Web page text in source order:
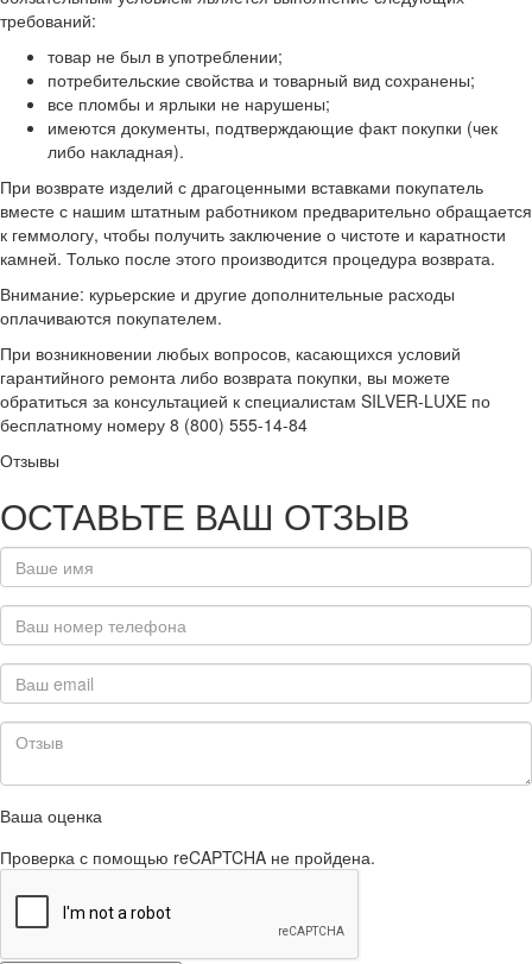
требований:
товар не был в употреблении;
потребительские свойства и товарный вид сохранены;
все пломбы и ярлыки не нарушены;
имеются документы, подтверждающие факт покупки (чек
либо накладная).
При возврате изделий с драгоценными вставками покупатель
вместе с нашим штатным работником предварительно обращается
к геммологу, чтобы получить заключение о чистоте и каратности
камней. Только после этого производится процедура возврата.
Внимание: курьерские и другие дополнительные расходы
оплачиваются покупателем.
При возникновении любых вопросов, касающихся условий
гарантийного ремонта либо возврата покупки, вы можете
обратиться за консультацией к специалистам SILVER-LUXE по
бесплатному номеру 8 (800) 555-14-84
Отзывы
ОСТАВЬТЕ ВАШ ОТЗЫВ
Ваша оценка
Проверка с помощью reCAPTCHA не пройдена.